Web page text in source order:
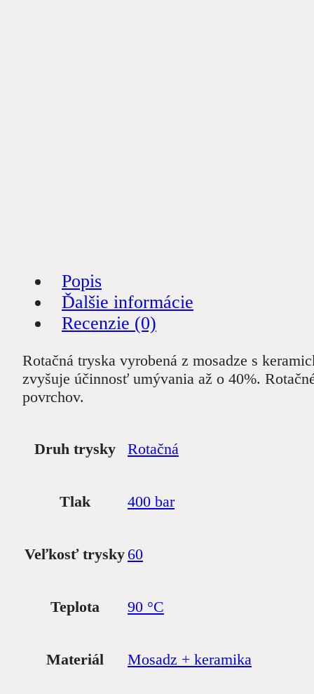
Popis
Ďalšie informácie
Recenzie (0)
Rotačná tryska vyrobená z mosadze s
zvyšuje účinnosť umývania až o 40%.
povrchov.
Druh trysky Rotačná
Tlak 400 bar
Veľkosť trysky 60
Teplota 90 °C
Materiál Mosadz + keramika